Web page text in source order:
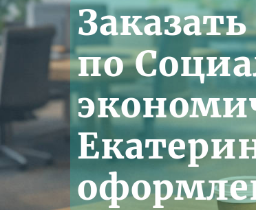
по